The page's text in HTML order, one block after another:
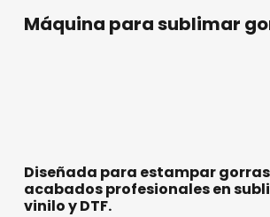
Máquina para sublimar
Diseñada para estampar
acabados profesionales en
vinilo y DTF.